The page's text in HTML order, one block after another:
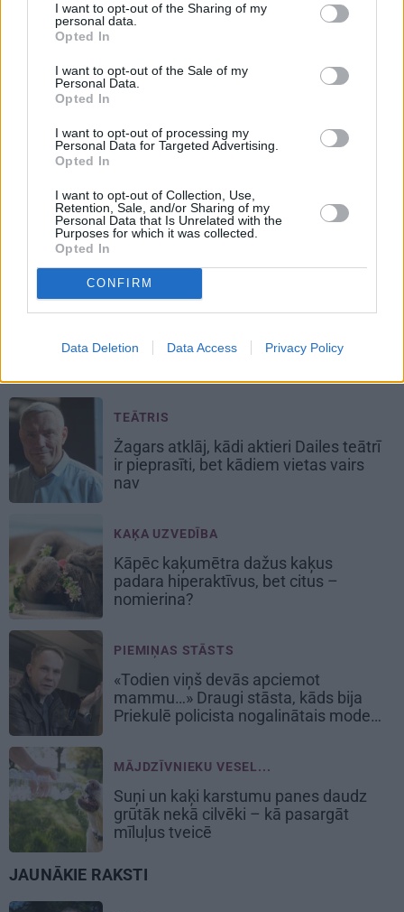
I want to opt-out of the Sharing of my
personal data.
Opted In
I want to opt-out of the Sale of my
Personal Data.
Opted In
I want to opt-out of processing my
Personal Data for Targeted Advertising.
Opted In
I want to opt-out of Collection, Use,
Retention, Sale, and/or Sharing of my
Personal Data that Is Unrelated with the
Purposes for which it was collected.
Opted In
CONFIRM
Data Deletion Data Access Privacy Policy
svinībām
TEĀTRIS
Žagars atklāj, kādi aktieri Dailes teātrī
ir pieprasīti, bet kādiem vietas vairs
nav
KAĶA UZVEDĪBA
Kāpēc kaķumētra dažus kaķus
padara hiperaktīvus, bet citus –
nomierina?
PIEMIŅAS STĀSTS
«Todien viņš devās apciemot
mammu…» Draugi stāsta, kāds bija
Priekulē policista nogalinātais modes
MĀJDZĪVNIEKU VESEL...
Suņi un kaķi karstumu panes daudz
grūtāk nekā cilvēki – kā pasargāt
mīluļus tveicē
JAUNĀKIE RAKSTI